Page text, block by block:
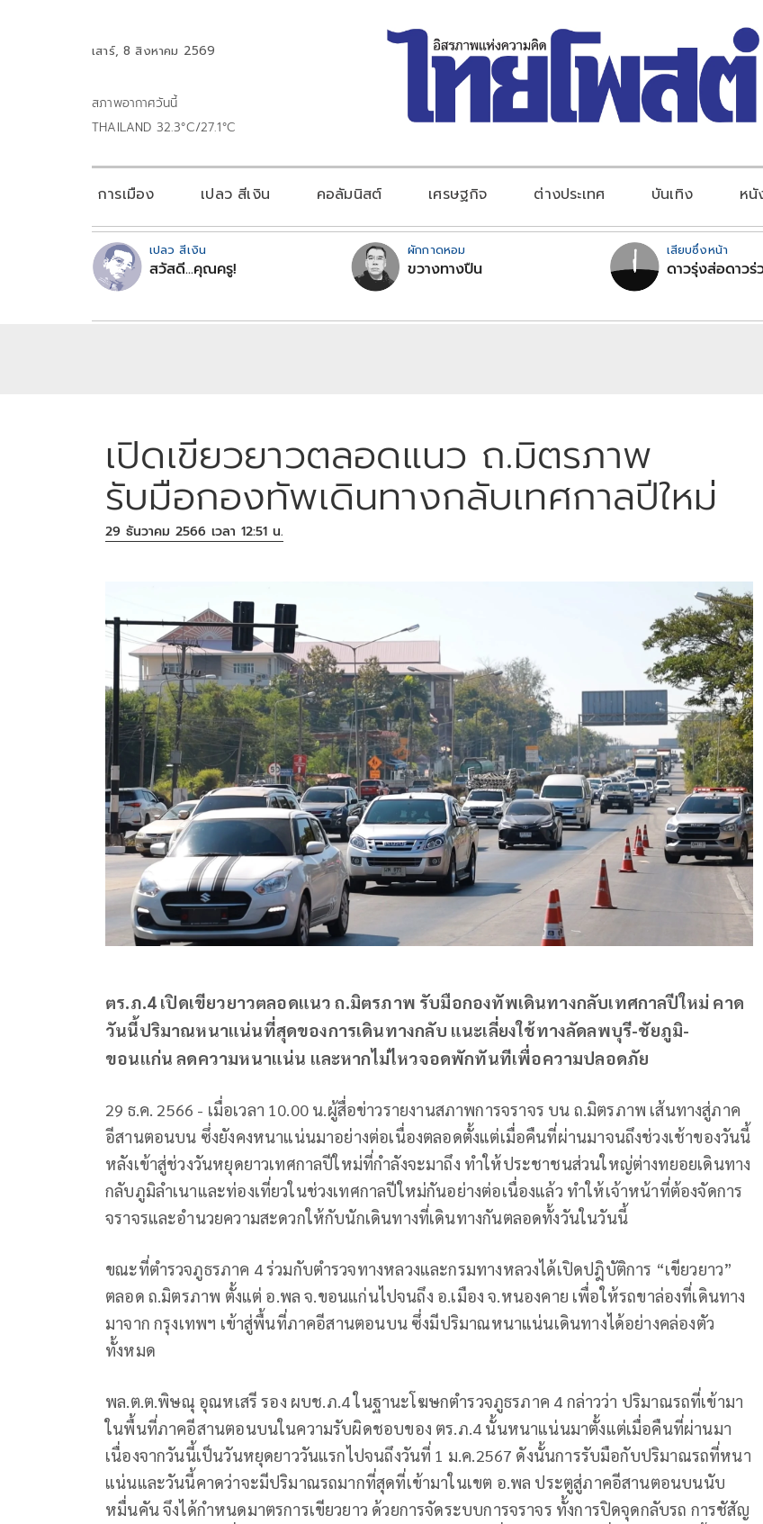
เสาร์, 8 สิงหาคม 2569
สภาพอากาศวันนี้
THAILAND 32.3°C/27.1°C
การเมือง เปลว สีเงิน คอลัมนิสต์ เศรษฐกิจ ต่างประเทศ บันเทิง ห
เปลว สีเงิน
สวัสดี...คุณครู!
ผักกาดหอม
ขวางทางปืน
เสียบซึ่งหน้า
ดาวรุ่งส่อดาวร่
เปิดเขียวยาวตลอดแนว ถ.มิตรภาพ
รับมือกองทัพเดินทางกลับเทศกาลปีใหม่
29 ธันวาคม 2566 เวลา 12:51 น.
ตร.ภ.4 เปิดเขียวยาวตลอดแนว ถ.มิตรภาพ รับมือกองทัพเดินทางกลับเทศกาลปีใหม่ คาด
วันนี้ปริมาณหนาแน่นที่สุดของการเดินทางกลับ แนะเลี่ยงใช้ทางลัดลพบุรี-ชัยภูมิ-
ขอนแก่น ลดความหนาแน่น และหากไม่ไหวจอดพักทันทีเพื่อความปลอดภัย
29 ธ.ค. 2566 - เมื่อเวลา 10.00 น.ผู้สื่อข่าวรายงานสภาพการจราจร บน ถ.มิตรภาพ เส้นทางสู่ภาค
อีสานตอนบน ซึ่งยังคงหนาแน่นมาอย่างต่อเนื่องตลอดตั้งแต่เมื่อคืนที่ผ่านมาจนถึงช่วงเช้าของวันนี้
หลังเข้าสู่ช่วงวันหยุดยาวเทศกาลปีใหม่ที่กำลังจะมาถึง ทำให้ประชาชนส่วนใหญ่ต่างทยอยเดินทาง
กลับภูมิลำเนาและท่องเที่ยวในช่วงเทศกาลปีใหม่กันอย่างต่อเนื่องแล้ว ทำให้เจ้าหน้าที่ต้องจัดการ
จราจรและอำนวยความสะดวกให้กับนักเดินทางที่เดินทางกันตลอดทั้งวันในวันนี้
ขณะที่ตำรวจภูธรภาค 4 ร่วมกับตำรวจทางหลวงและกรมทางหลวงได้เปิดปฎิบัติการ “เขียวยาว”
ตลอด ถ.มิตรภาพ ตั้งแต่ อ.พล จ.ขอนแก่นไปจนถึง อ.เมือง จ.หนองคาย เพื่อให้รถขาล่องที่เดินทาง
มาจาก กรุงเทพฯ เข้าสู่พื้นที่ภาคอีสานตอนบน ซึ่งมีปริมาณหนาแน่นเดินทางได้อย่างคล่องตัว
ทั้งหมด
พล.ต.ต.พิษณุ อุณหเสรี รอง ผบช.ภ.4 ในฐานะโฆษกตำรวจภูธรภาค 4 กล่าวว่า ปริมาณรถที่เข้ามา
ในพื้นที่ภาคอีสานตอนบนในความรับผิดชอบของ ตร.ภ.4 นั้นหนาแน่นมาตั้งแต่เมื่อคืนที่ผ่านมา
เนื่องจากวันนี้เป็นวันหยุดยาววันแรกไปจนถึงวันที่ 1 ม.ค.2567 ดังนั้นการรับมือกับปริมาณรถที่หนา
แน่นและวันนี้คาดว่าจะมีปริมาณรถมากที่สุดที่เข้ามาในเขต อ.พล ประตูสู่ภาคอีสานตอนบนนับ
หมื่นคัน จึงได้กำหนดมาตรการเขียวยาว ด้วยการจัดระบบการจราจร ทั้งการปิดจุดกลับรถ การชัสัญ